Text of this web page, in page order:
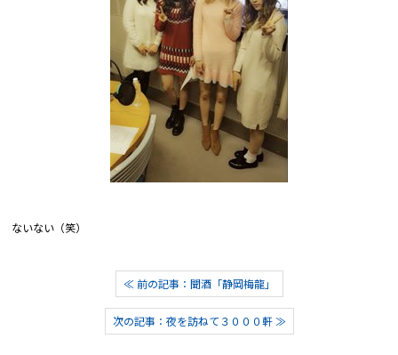
ないない（笑）
≪ 前の記事：聞酒「静岡梅龍」
次の記事：夜を訪ねて３０００軒 ≫